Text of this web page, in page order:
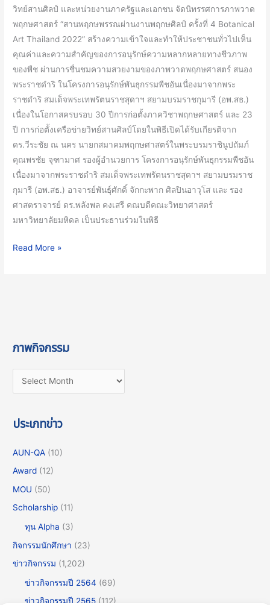
วิทย์สานศิลป์ และหน่วยงานภาครัฐและเอกชน จัดนิทรรศการภาพวาด
พฤกษศาสตร์ “สานพฤกษพรรณผ่านงานพฤกษศิลป์ ครั้งที่ 4 Botanical
Art Thailand 2022” สร้างความเข้าใจและทำให้ประชาชนทั่วไปเห็น
คุณค่าและความสำคัญของการอนุรักษ์ความหลากหลายทางชีวภาพ
ของพืช ผ่านการชื่นชมความสวยงามของภาพวาดพฤกษศาสตร์ สนอง
พระราชดำริ ในโครงการอนุรักษ์พันธุกรรมพืชอันเนื่องมาจากพระ
ราชดำริ สมเด็จพระเทพรัตนราชสุดาฯ สยามบรมราชกุมารี (อพ.สธ.)
เนื่องในโอกาสครบรอบ 30 ปีการก่อตั้งภาควิชาพฤกษศาสตร์ และ 23
ปี การก่อตั้งเครือข่ายวิทย์สานศิลป์โดยในพิธีเปิดได้รับเกียรติจาก
ดร.วีระชัย ณ นคร นายกสมาคมพฤกษศาสตร์ในพระบรมราชินูปถัมภ์
คุณพรชัย จุฑามาศ รองผู้อำนวยการ โครงการอนุรักษ์พันธุกรรมพืชอัน
เนื่องมาจากพระราชดำริ สมเด็จพระเทพรัตนราชสุดาฯ สยามบรมราช
กุมารี (อพ.สธ.) อาจารย์พันธุ์ศักดิ์ จักกะพาก ศิลปินอาวุโส และ รอง
ศาสตราจารย์ ดร.พลังพล คงเสรี คณบดีคณะวิทยาศาสตร์
มหาวิทยาลัยมหิดล เป็นประธานร่วมในพิธี
“สาน
พฤกษ
พรรณ
ผ่าน
งาน
พฤกษ
ศิลป์”
ครั้ง
ที่
4
Read More »
ภาพกิจกรรม
ประเภทข่าว
AUN-QA (10)
Award (12)
MOU (50)
Scholarship (11)
ทุน Alpha (3)
กิจกรรมนักศึกษา (23)
ข่าวกิจกรรม (1,202)
ข่าวกิจกรรมปี 2564 (69)
ข่าวกิจกรรมปี 2565 (112)